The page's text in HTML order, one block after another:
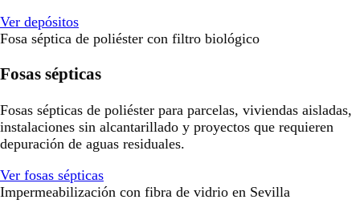
Ver depósitos
Fosa séptica de poliéster con filtro biológico
Fosas sépticas
Fosas sépticas de poliéster para parcelas, viviendas aisladas,
instalaciones sin alcantarillado y proyectos que requieren
depuración de aguas residuales.
Ver fosas sépticas
Impermeabilización con fibra de vidrio en Sevilla